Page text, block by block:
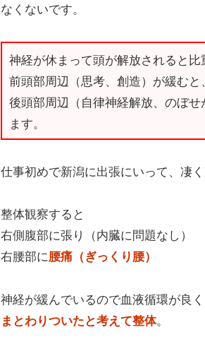
なくないです。
神経が休まって頭が解放されると比
前頭部周辺（思考、創造）が緩むと
後頭部周辺（自律神経解放、のぼ
ます。
仕事初めで新潟に出張にいって、凄
整体観察すると
右側腹部に張り（内臓に問題なし）
右腰部に腰痛（ぎっくり腰）
神経が緩んでいるので血液循環が良く
まとわりついたと考えて整体。